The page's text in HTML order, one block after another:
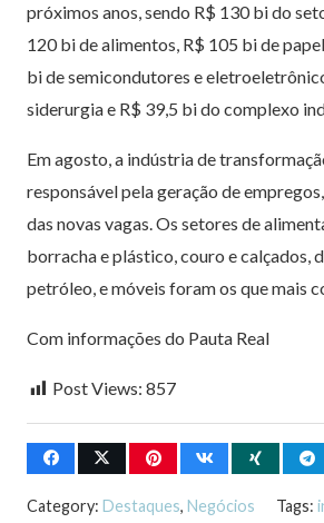
próximos anos, sendo R$ 130 bi do
120 bi de alimentos, R$ 105 bi de
bi de semicondutores e
siderurgia e R$ 39,5 bi do complexo
Em agosto, a indústria de
responsável pela geração de
das novas vagas. Os setores de
borracha e plástico, couro e calçados,
petróleo, e móveis foram os que mais
Com informações do Pauta Real
Post Views: 857
Category: Destaques, Negócios Tags: